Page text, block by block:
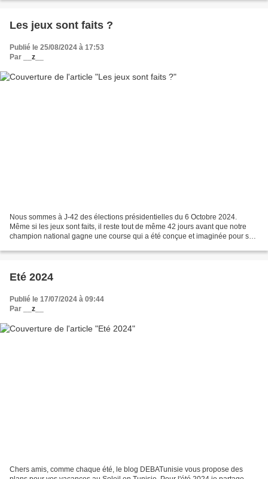
Les jeux sont faits ?
Publié le 25/08/2024 à 17:53
Par
__z__
Nous sommes à J-42 des élections présidentielles du 6 Octobre 2024.
Même si les jeux sont faits, il reste tout de même 42 jours avant que notre
champion national gagne une course qui a été conçue et imaginée pour sa
Eté 2024
Publié le 17/07/2024 à 09:44
Par
__z__
Chers amis, comme chaque été, le blog DEBATunisie vous propose des